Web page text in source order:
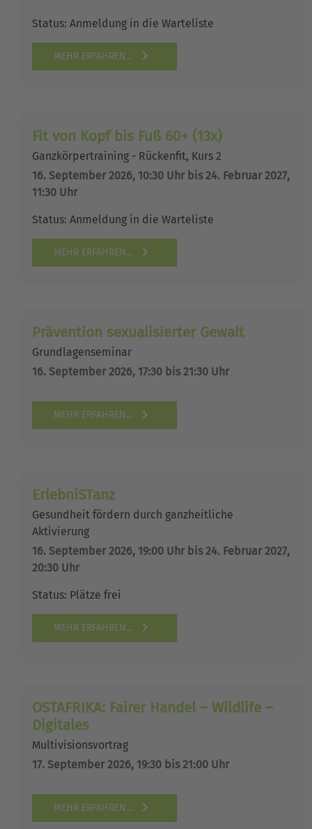
Status: Anmeldung in die Warteliste
MEHR ERFAHREN...
Fit von Kopf bis Fuß 60+ (13x)
Ganzkörpertraining - Rückenfit, Kurs 2
16. September 2026, 10:30 Uhr bis 24. Februar 2027,
11:30 Uhr
Status: Anmeldung in die Warteliste
MEHR ERFAHREN...
Prävention sexualisierter Gewalt
Grundlagenseminar
16. September 2026, 17:30 bis 21:30 Uhr
MEHR ERFAHREN...
ErlebniSTanz
Gesundheit fördern durch ganzheitliche
Aktivierung
16. September 2026, 19:00 Uhr bis 24. Februar 2027,
20:30 Uhr
Status: Plätze frei
MEHR ERFAHREN...
OSTAFRIKA: Fairer Handel – Wildlife –
Digitales
Multivisionsvortrag
17. September 2026, 19:30 bis 21:00 Uhr
MEHR ERFAHREN...